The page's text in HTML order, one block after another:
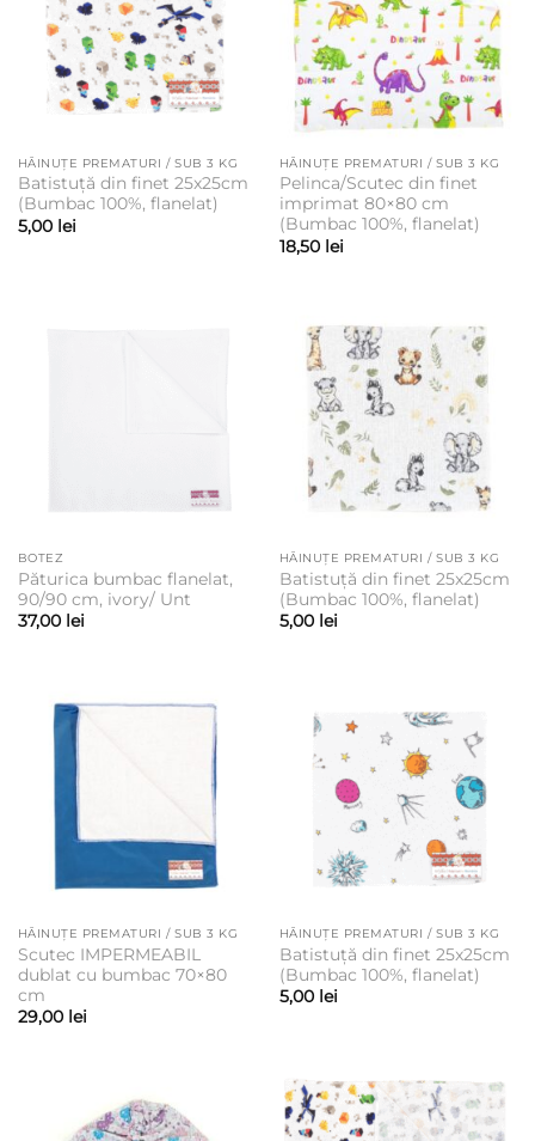
HĂINUȚE PREMATURI / SUB 3 KG
Batistuță din finet 25x25cm
(Bumbac 100%, flanelat)
5,00 lei
HĂINUȚE PREMATURI / SUB 3 KG
Pelinca/Scutec din finet
imprimat 80×80 cm
(Bumbac 100%, flanelat)
18,50 lei
BOTEZ
Păturica bumbac flanelat,
90/90 cm, ivory/ Unt
37,00 lei
HĂINUȚE PREMATURI / SUB 3 KG
Batistuță din finet 25x25cm
(Bumbac 100%, flanelat)
5,00 lei
HĂINUȚE PREMATURI / SUB 3 KG
Scutec IMPERMEABIL
dublat cu bumbac 70×80
cm
29,00 lei
HĂINUȚE PREMATURI / SUB 3 KG
Batistuță din finet 25x25cm
(Bumbac 100%, flanelat)
5,00 lei